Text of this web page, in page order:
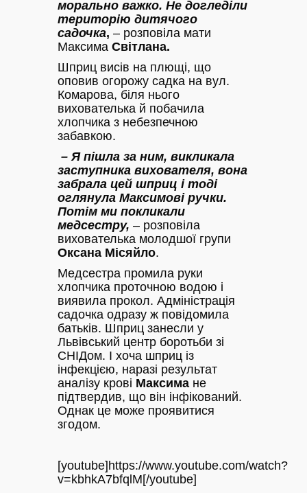
морально важко. Не догледіли
територію дитячого
садочка, – розповіла мати
Максима Світлана.
Шприц висів на плющі, що
оповив огорожу садка на вул.
Комарова, біля нього
вихователька й побачила
хлопчика з небезпечною
забавкою.
– Я пішла за ним, викликала
заступника вихователя, вона
забрала цей шприц і тоді
оглянула Максимові ручки.
Потім ми покликали
медсестру, – розповіла
вихователька молодшої групи
Оксана Місяйло.
Медсестра промила руки
хлопчика проточною водою і
виявила прокол. Адміністрація
садочка одразу ж повідомила
батьків. Шприц занесли у
Львівський центр боротьби зі
СНІДом. І хоча шприц із
інфекцією, наразі результат
аналізу крові Максима не
підтвердив, що він інфікований.
Однак це може проявитися
згодом.
[youtube]https://www.youtube.com/watch?
v=kbhkA7bfqlM[/youtube]